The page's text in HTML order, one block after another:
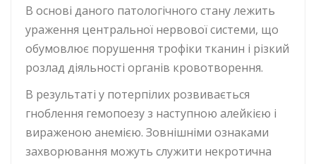
В основі даного патологічного стану лежить
ураження центральної нервової системи, що
обумовлює порушення трофіки тканин і різкий
розлад діяльності органів кровотворення.
В результаті у потерпілих розвивається
гноблення гемопоезу з наступною алейкією і
вираженою анемією. Зовнішніми ознаками
захворювання можуть служити некротична